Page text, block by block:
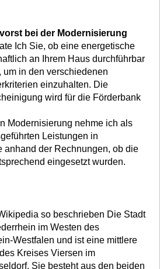
bei der Modernisierung
Ich Sie, ob eine energetische
an Ihrem Haus durchführbar
um in den verschiedenen
einzuhalten. Die
wird für die Förderbank
Modernisierung nehme ich als
Leistungen in
anhand der Rechnungen, ob die
eingesetzt wurden.
so beschrieben Die Stadt
im Westen des
Westfalen und ist eine mittlere
Kreises Viersen im
Sie besteht aus den beiden